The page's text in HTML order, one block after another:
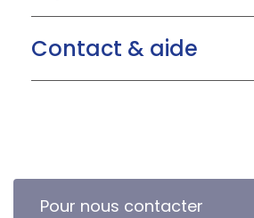
Contact & aide
Pour nous contacter